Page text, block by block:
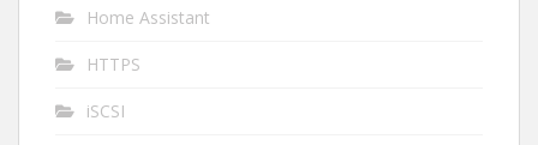
Home Assistant
HTTPS
iSCSI